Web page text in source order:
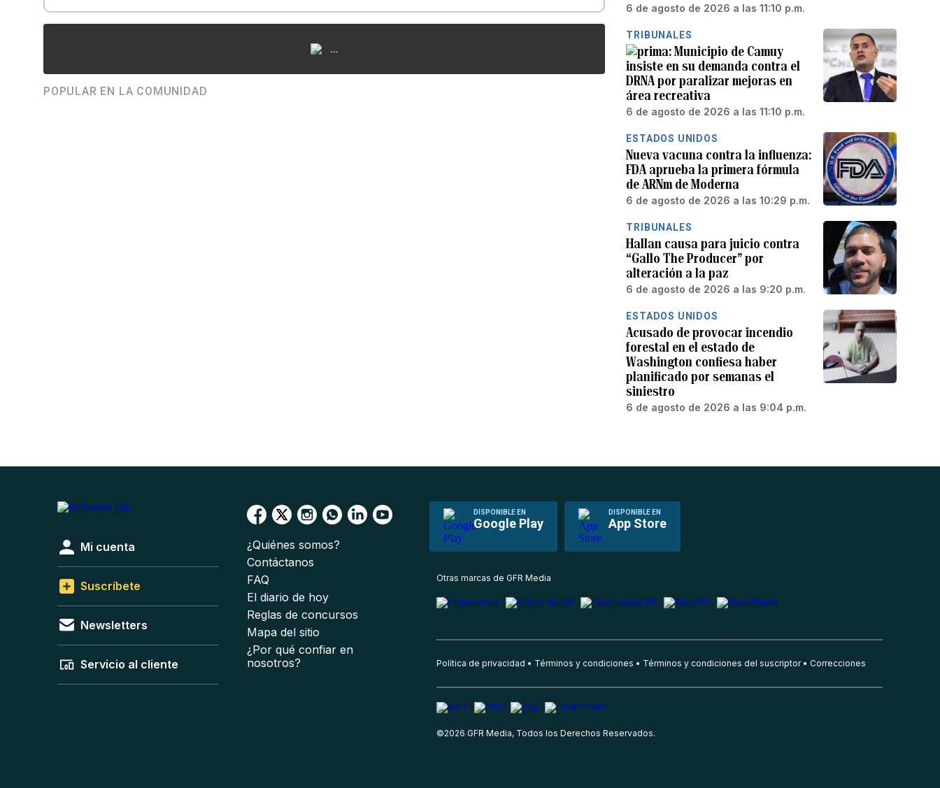
...
POPULAR EN LA COMUNIDAD
6 de agosto de 2026 a las 11:10 p.m.
TRIBUNALES
Municipio de Camuy
insiste en su demanda contra el
DRNA por paralizar mejoras en
área recreativa
6 de agosto de 2026 a las 11:10 p.m.
ESTADOS UNIDOS
Nueva vacuna contra la influenza:
FDA aprueba la primera fórmula
de ARNm de Moderna
6 de agosto de 2026 a las 10:29 p.m.
TRIBUNALES
Hallan causa para juicio contra
“Gallo The Producer” por
alteración a la paz
6 de agosto de 2026 a las 9:20 p.m.
ESTADOS UNIDOS
Acusado de provocar incendio
forestal en el estado de
Washington confiesa haber
planificado por semanas el
siniestro
6 de agosto de 2026 a las 9:04 p.m.
DISPONIBLE EN
Google Play
DISPONIBLE EN
App Store
Mi cuenta
Suscríbete
Newsletters
Servicio al cliente
¿Quiénes somos?
Contáctanos
FAQ
El diario de hoy
Reglas de concursos
Mapa del sitio
¿Por qué confiar en
nosotros?
Otras marcas de GFR Media
Política de privacidad Términos y condiciones Términos y condiciones del suscriptor Correcciones
©2026 GFR Media, Todos los Derechos Reservados.